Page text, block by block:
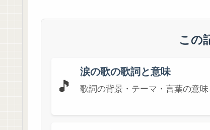
この
🎵
涙の歌の歌詞と意味
歌詞の背景・テーマ・言葉の意